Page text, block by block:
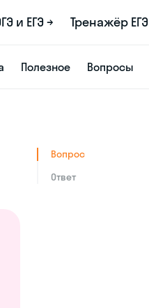
и ЕГЭ → Тренажёр ЕГЭ
Полезное Вопросы
Вопрос
Ответ